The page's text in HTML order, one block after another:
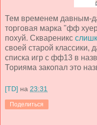
Тем временем давным-
торговая марка "фф
похуй. Сквареникс
своей старой классики,
списка игр с фф13 в
Торияма закопал это
[TD] на 23:31
Поделиться